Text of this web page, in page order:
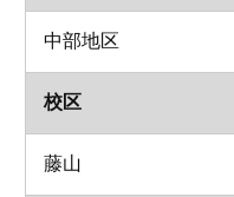
中部地区
校区
藤山